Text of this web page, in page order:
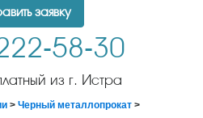
заявку
58-30
из г. Истра
> Черный металлопрокат >